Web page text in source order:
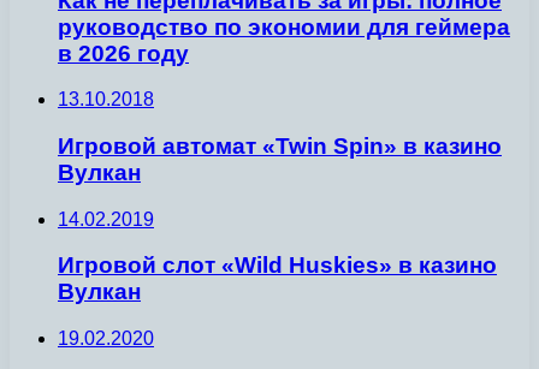
руководство по экономии для геймера
в 2026 году
13.10.2018
Игровой автомат «Twin Spin» в казино
Вулкан
14.02.2019
Игровой слот «Wild Huskies» в казино
Вулкан
19.02.2020